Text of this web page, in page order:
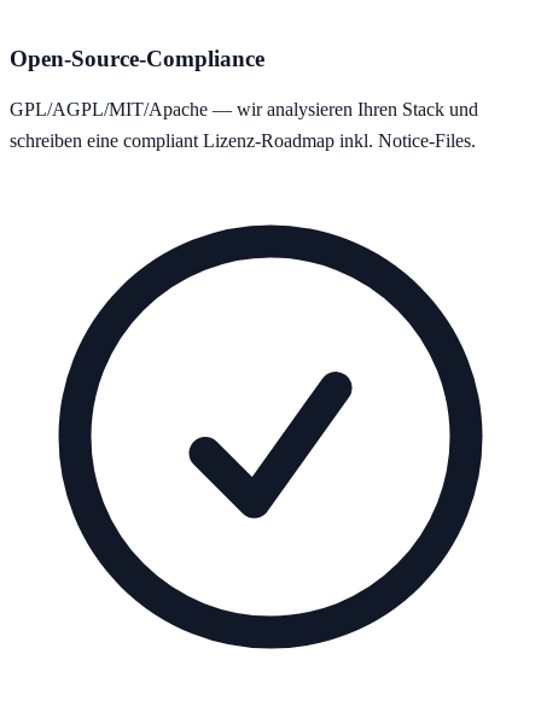
Open-Source-Compliance
GPL/AGPL/MIT/Apache — wir analysieren Ihren Stack und
schreiben eine compliant Lizenz-Roadmap inkl. Notice-Files.